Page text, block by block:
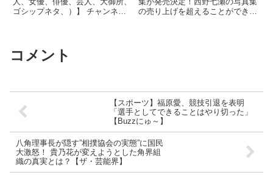
ゴシップネタ、）】 チャンネル
の売り上げを超えることができる
コメント
【スポーツ】福原愛、競技引退を表明
「選手としてできることはやり切った」
【Buzzにゅ～】
八角理事長が隠す”相撲協会の実態”に国民
大激怒！ 貴乃花が変えようとした角界組
織の真実とは？【ザ・芸能界】